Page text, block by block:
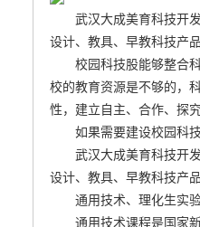
武汉大成美育科技开
设计、教具、早教科技产
校园科技股能够整合
校的教育资源是不够的，
性，建立自主、合作、探
如果需要建设校园科
武汉大成美育科技开
设计、教具、早教科技产
通用技术、理化生实
通用技术课程是国家